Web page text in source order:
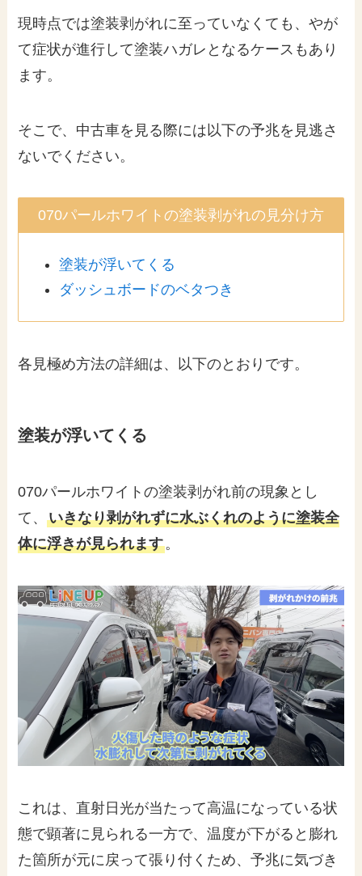
現時点では塗装剥がれに至っていなくても、やが
て症状が進行して塗装ハガレとなるケースもあり
ます。
そこで、中古車を見る際には以下の予兆を見逃さ
ないでください。
070パールホワイトの塗装剥がれの見分け方
塗装が浮いてくる
ダッシュボードのベタつき
各見極め方法の詳細は、以下のとおりです。
塗装が浮いてくる
070パールホワイトの塗装剥がれ前の現象とし
て、いきなり剥がれずに水ぶくれのように塗装全
体に浮きが見られます。
これは、直射日光が当たって高温になっている状
態で顕著に見られる一方で、温度が下がると膨れ
た箇所が元に戻って張り付くため、予兆に気づき